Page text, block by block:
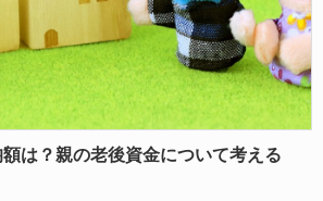
は？親の老後資金について考える